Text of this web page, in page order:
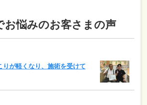
お悩みのお客さまの声
りが軽くなり、施術を受けて